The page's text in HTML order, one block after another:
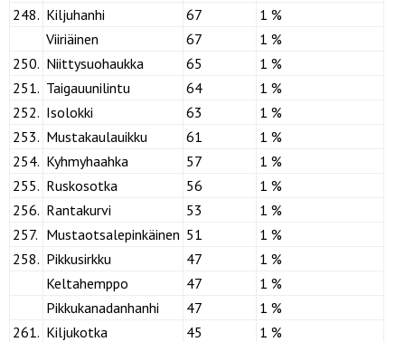
248. Kiljuhanhi 67
1 %
Viiriäinen
67
1 %
250. Niittysuohaukka 65
1 %
251. Taigauunilintu 64
1 %
252. Isolokki 63
1 %
253. Mustakaulauikku 61
1 %
254. Kyhmyhaahka 57
1 %
255. Ruskosotka 56
1 %
256. Rantakurvi 53
1 %
257. Mustaotsalepinkäinen 51
1 %
258. Pikkusirkku 47
1 %
Keltahemppo
47
1 %
Pikkukanadanhanhi
47
1 %
261. Kiljukotka 45
1 %